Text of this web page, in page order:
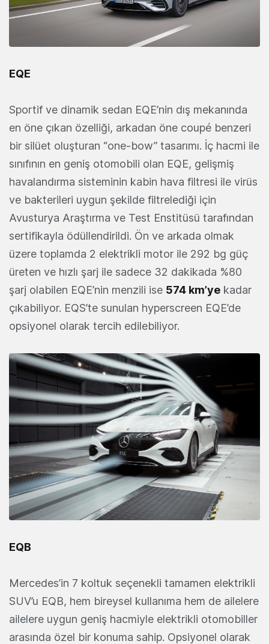
EQE
Sportif ve dinamik sedan EQE’nin dış mekanında
en öne çıkan özelliği, arkadan öne coupé benzeri
bir silüet oluşturan “one-bow” tasarımı. İç hacmi ile
sınıfının en geniş otomobili olan EQE, gelişmiş
havalandırma sisteminin kabin hava filtresi ile virüs
ve bakterileri uygun şekilde filtrelediği için
Avusturya Araştırma ve Test Enstitüsü tarafından
sertifikayla ödüllendirildi. Ön ve arkada olmak
üzere toplamda 2 elektrikli motor ile 292 bg güç
üreten ve hızlı şarj ile sadece 32 dakikada %80
şarj olabilen EQE’nin menzili ise 574 km’ye kadar
çıkabiliyor. EQS’te sunulan hyperscreen EQE’de
opsiyonel olarak tercih edilebiliyor.
EQB
Mercedes’in 7 koltuk seçenekli tamamen elektrikli
SUV’u EQB, hem bireysel kullanıma hem de ailelere
ailelere uygun geniş hacmiyle elektrikli otomobiller
arasında özel bir konuma sahip. Opsiyonel olarak